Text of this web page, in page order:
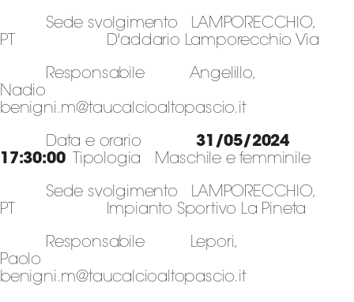
Sede svolgimento LAMPORECCHIO,
PT D'addario Lamporecchio Via
Responsabile Angelillo,
Nadio
benigni.m@taucalcioaltopascio.it
Data e orario 31/05/2024
17:30:00Tipologia Maschile e femminile
Sede svolgimento LAMPORECCHIO,
PT Impianto Sportivo La Pineta
Responsabile Lepori,
Paolo
benigni.m@taucalcioaltopascio.it